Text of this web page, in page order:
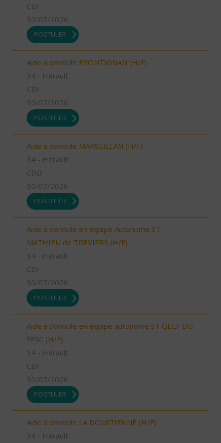
CDI
30/07/2026
POSTULER
Aide à domicile FRONTIGNAN (H/F)
34 - Hérault
CDI
30/07/2026
POSTULER
Aide à domicile MARSEILLAN (H/F)
34 - Hérault
CDD
30/07/2026
POSTULER
Aide à domicile en équipe Autonome ST
MATHIEU de TREVIERS (H/F)
34 - Hérault
CDI
30/07/2026
POSTULER
Aide à domicile en équipe autonome ST GELY DU
FESC (H/F)
34 - Hérault
CDI
30/07/2026
POSTULER
Aide à domicile LA DOMITIENNE (H/F)
34 - Hérault